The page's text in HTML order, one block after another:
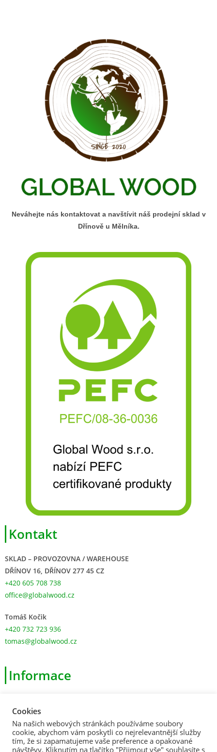
Neváhejte nás kontaktovat a navštívit náš prodejní sklad v
Dřínově u Mělníka.
Kontakt
SKLAD – PROVOZOVNA / WAREHOUSE
DŘÍNOV 16, DŘÍNOV 277 45 CZ
+420 605 708 738
office@globalwood.cz
Tomáš Kočik
+420 732 723 936
tomas@globalwood.cz
Informace
Zásady ochrany osobních údajů
Souhlas s použitím souborů cookies
Formulář pro odstoupení od Smlouvy
Cookies
Na našich webových stránkách používáme soubory
cookie, abychom vám poskytli co nejrelevantnější služby
tím, že si zapamatujeme vaše preference a opakované
návštěvy. Kliknutím na tlačítko "Přijmout vše" souhlasíte s